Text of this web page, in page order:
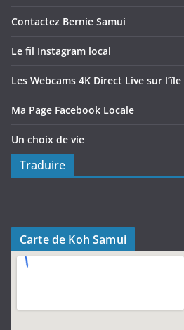
Contactez Bernie Samui
Le fil Instagram local
Les Webcams 4K Direct Live sur
Ma Page Facebook Locale
Un choix de vie
Traduire
Carte de Koh Samui